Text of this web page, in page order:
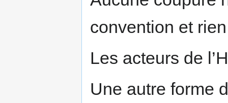
convention et
Les acteurs de
Une autre forme